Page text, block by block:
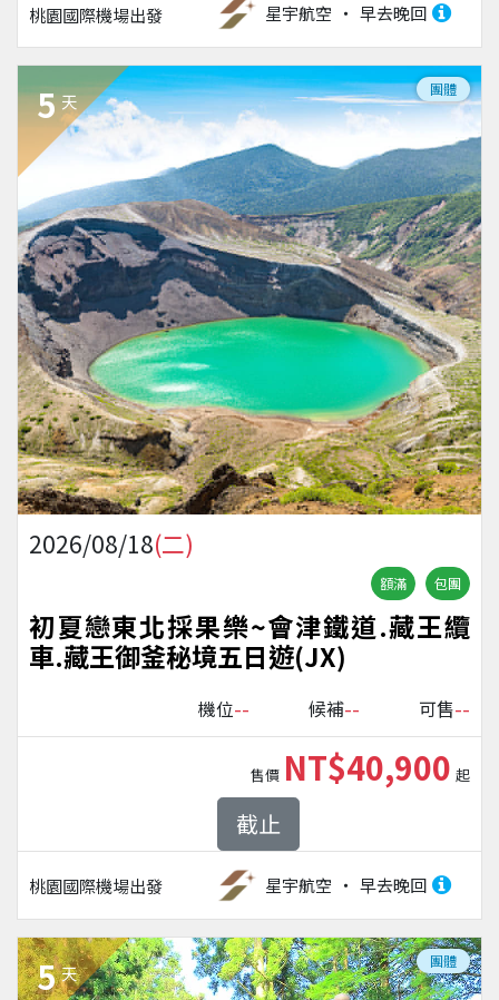
桃園國際機場出發 星宇航空 早去晚回
5 天
團體
2026/08/18(二)
額滿 包團
初夏戀東北採果樂~會津鐵道.藏王纜
車.藏王御釜秘境五日遊(JX)
機位-- 候補-- 可售--
桃園國際機場出發 星宇航空 早去晚回
售價 NT$40,900 起
截止
5 天
團體